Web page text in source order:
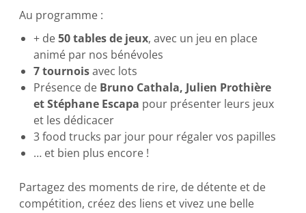
Au programme :
+ de50 tables de jeux, avec un jeu en place
animé par nos bénévoles
7 tournoisavec lots
Présence de Bruno Cathala, Julien Prothière
et Stéphane Escapa pour présenter leurs jeux
et les dédicacer
3 food trucks par jour pour régaler vos papilles
… et bien plus encore !
Partagez des moments de rire, de détente et de
compétition, créez des liens et vivez une belle